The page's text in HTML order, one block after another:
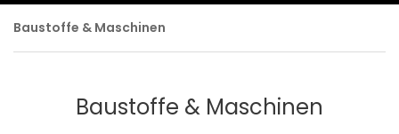
Baustoffe & Maschinen
Baustoffe & Maschinen